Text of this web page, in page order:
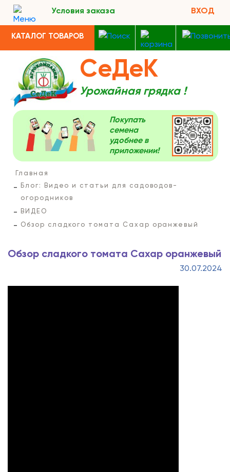
Условия заказа ВХОД
КАТАЛОГ ТОВАРОВ
СеДеК
Урожайная грядка !
Покупать
семена
удобнее в
приложении!
Главная
Блог: Видео и статьи для садоводов-
огородников
ВИДЕО
Обзор сладкого томата Сахар оранжевый
Обзор сладкого томата Сахар оранжевый
30.07.2024